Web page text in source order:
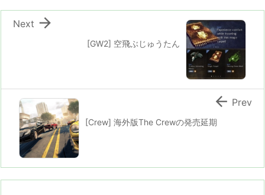
[GW2] 空飛ぶじゅうたん

Next
[Crew] 海外版The Crewの発売延期
 Prev